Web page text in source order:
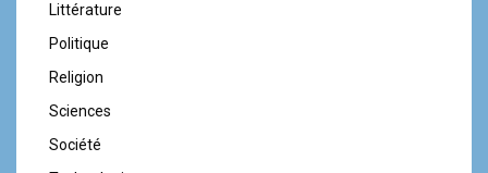
Littérature
Politique
Religion
Sciences
Société